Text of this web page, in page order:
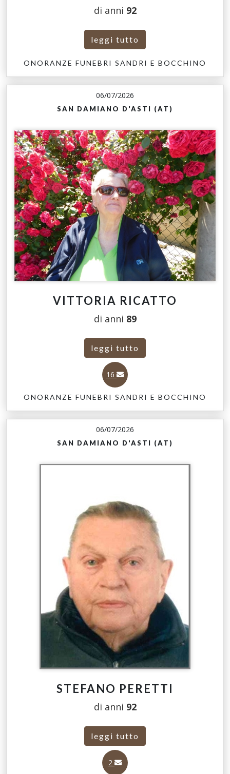
di anni 92
leggi tutto
ONORANZE FUNEBRI SANDRI E BOCCHINO
06/07/2026
SAN DAMIANO D'ASTI (AT)
VITTORIA RICATTO
di anni 89
leggi tutto
16
ONORANZE FUNEBRI SANDRI E BOCCHINO
06/07/2026
SAN DAMIANO D'ASTI (AT)
STEFANO PERETTI
di anni 92
leggi tutto
2